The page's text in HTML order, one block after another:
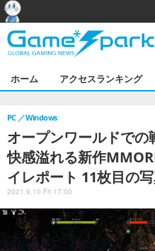
ホーム アクセスランキング
オープンワールドで
快感溢れる新作
イレポート 11枚目の
PC Windows
2021.9.10 Fri 17:00